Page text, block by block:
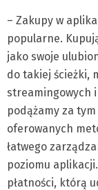
– Zakupy w
popularne.
jako swoje
do takiej ścieżki,
streamingowych
podążamy za
oferowanych
łatwego
poziomu
płatności, którą